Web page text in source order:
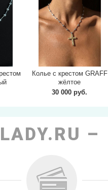
Колье с крестом GRAFF
жёлтое
30 000 руб.